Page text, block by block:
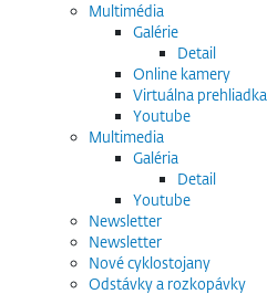
Multimédia
Galérie
Detail
Online kamery
Virtuálna prehliadka
Youtube
Multimedia
Galéria
Detail
Youtube
Newsletter
Newsletter
Nové cyklostojany
Odstávky a rozkopávky